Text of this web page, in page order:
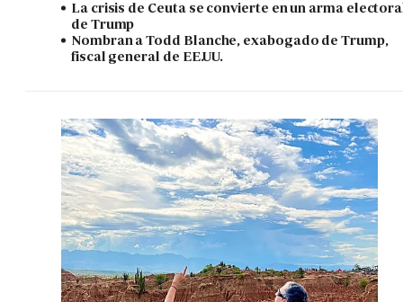
La crisis de Ceuta se convierte en un arma
de Trump
Nombran a Todd Blanche, exabogado de Trump,
fiscal general de EE.UU.